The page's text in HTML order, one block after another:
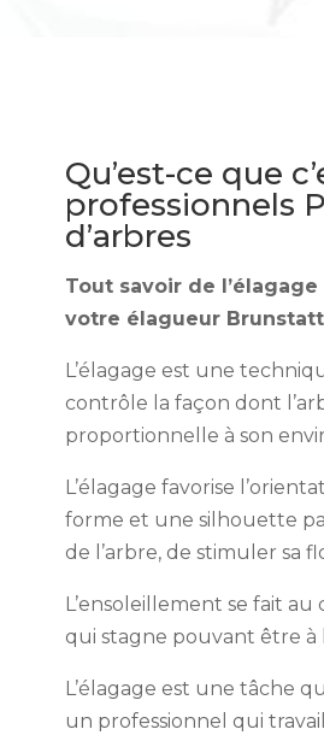
Qu’est-ce que
professionnels
d’arbres
Tout savoir de
votre élagueur
L’élagage est une
contrôle la façon dont
proportionnelle à son
L’élagage favorise
forme et une silhouette
de l’arbre, de stimuler sa
L’ensoleillement se fait
qui stagne pouvant être à
L’élagage est une tâche
un professionnel qui